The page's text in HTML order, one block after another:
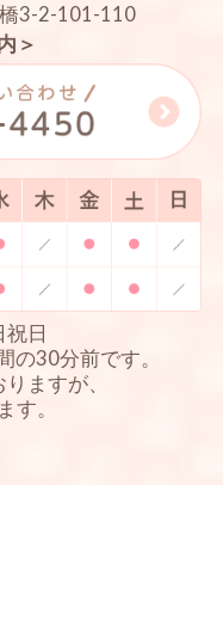
3-2-101-110
＞
祝日
の30分前です。
ますが、
す。